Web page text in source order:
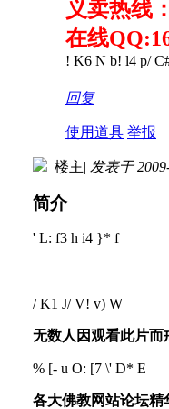
义卖热线
在线
! K6 N b! l4 p/
回复
使用道具 举报
楼主| 发表于
简介
' L: f3 h i4 }* f
/ K1 J/ V! v) W
无数人因观看此片
% [- u O: [7 \' D* E
各大佛教网站论坛精